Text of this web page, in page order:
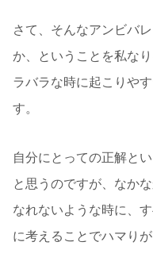
さて、そんなアンビバ
か、ということを私な
ラバラな時に起こりや
す。
自分にとっての正解と
と思うのですが、なか
なれないような時に、
に考えることでハマり